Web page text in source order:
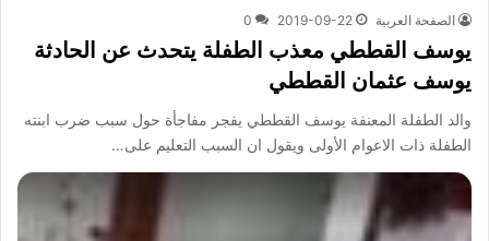
الصفحة العربية 2019-09-22
0
يوسف القططي معذب الطفلة يتحدث عن الحادثة
يوسف عثمان القططي
والد الطفلة المعنفة يوسف القططي يفجر مفاجأة حول سبب ضرب ابنته
الطفلة ذات الاعوام الأولى ويقول ان السبب التعليم على…